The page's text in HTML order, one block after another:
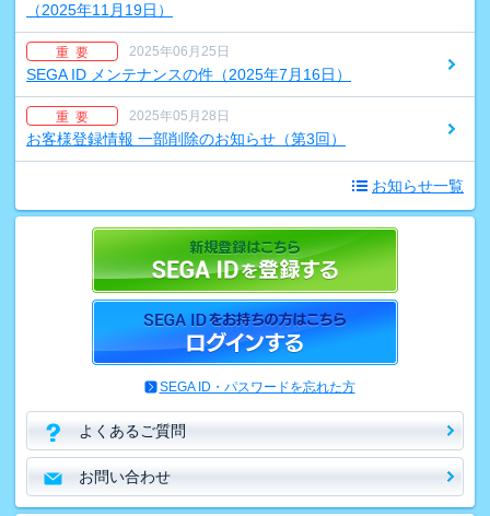
（2025年11月19日）
2025年06月25日
重 要
SEGA ID メンテナンスの件（2025年7月16日）
2025年05月28日
重 要
お客様登録情報 一部削除のお知らせ（第3回）
お知らせ一覧
SEGA ID・パスワードを忘れた方
よくあるご質問
お問い合わせ